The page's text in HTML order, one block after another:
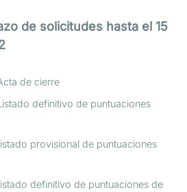
de solicitudes hasta el 15
definitivo de puntuaciones de
provisional de puntuaciones
definitivo de puntuaciones
de cierre